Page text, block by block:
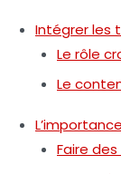
Intégrer les
Le rôle
Le
Faire